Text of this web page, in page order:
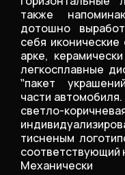
также
дотошно
себя
арке,
легкосплавные
‟пакет
части
светло-
тисненым
соответствующий
Механически